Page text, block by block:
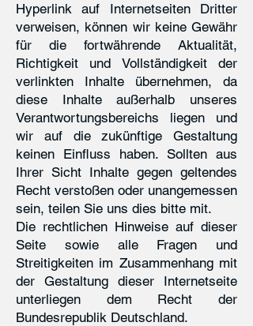
Hyperlink auf Internetseiten Dritter
verweisen, können wir keine Gewähr
für die fortwährende Aktualität,
Richtigkeit und Vollständigkeit der
verlinkten Inhalte übernehmen, da
diese Inhalte außerhalb unseres
Verantwortungsbereichs liegen und
wir auf die zukünftige Gestaltung
keinen Einfluss haben. Sollten aus
Ihrer Sicht Inhalte gegen geltendes
Recht verstoßen oder unangemessen
sein, teilen Sie uns dies bitte mit.
Die rechtlichen Hinweise auf dieser
Seite sowie alle Fragen und
Streitigkeiten im Zusammenhang mit
der Gestaltung dieser Internetseite
unterliegen dem Recht der
Bundesrepublik Deutschland.